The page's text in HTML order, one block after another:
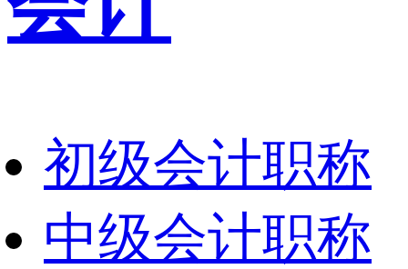
初级会计职称
中级会计职称